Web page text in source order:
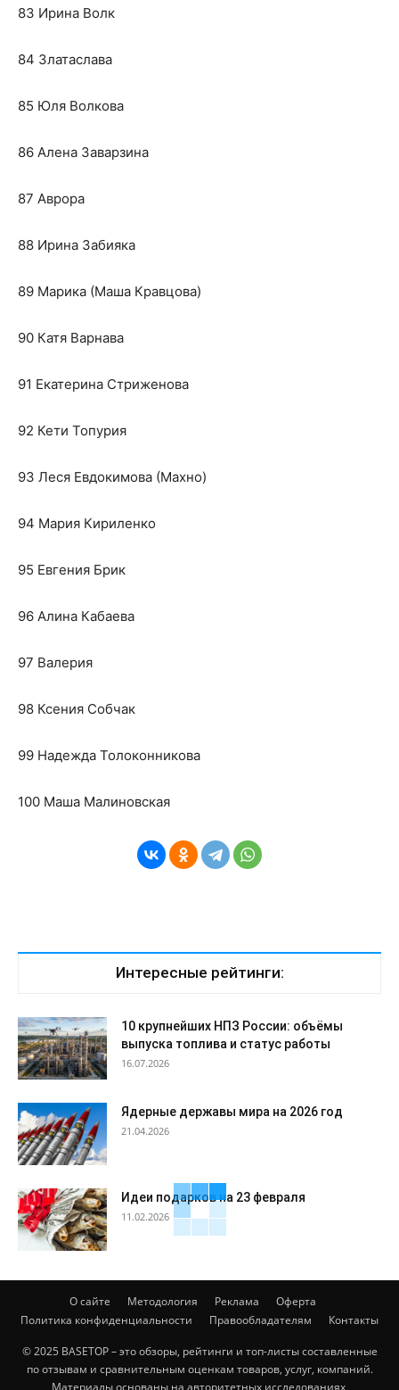
83 Ирина Волк
84 Златаслава
85 Юля Волкова
86 Алена Заварзина
87 Аврора
88 Ирина Забияка
89 Марика (Маша Кравцова)
90 Катя Варнава
91 Екатерина Стриженова
92 Кети Топурия
93 Леся Евдокимова (Махно)
94 Мария Кириленко
95 Евгения Брик
96 Алина Кабаева
97 Валерия
98 Ксения Собчак
99 Надежда Толоконникова
100 Маша Малиновская
Интересные рейтинги:
10 крупнейших НПЗ России: объёмы
выпуска топлива и статус работы
16.07.2026
Ядерные державы мира на 2026 год
21.04.2026
Идеи подарков на 23 февраля
11.02.2026
О сайте Методология Реклама
Оферта
Политика конфиденциальности
Правообладателям Контакты
© 2025 BASETOP – это обзоры, рейтинги и топ-листы составленные
по отзывам и сравнительным оценкам товаров, услуг, компаний.